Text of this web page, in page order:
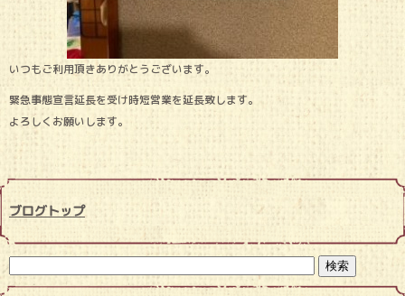
いつもご利用頂きありがとうございます。
緊急事態宣言延長を受け時短営業を延長致します。
よろしくお願いします。
ブログトップ